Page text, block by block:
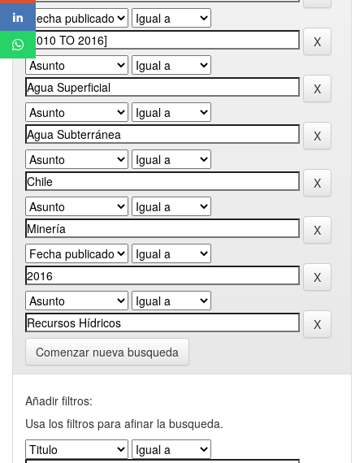
Comenzar nueva busqueda
Añadir filtros:
Usa los filtros para afinar la busqueda.